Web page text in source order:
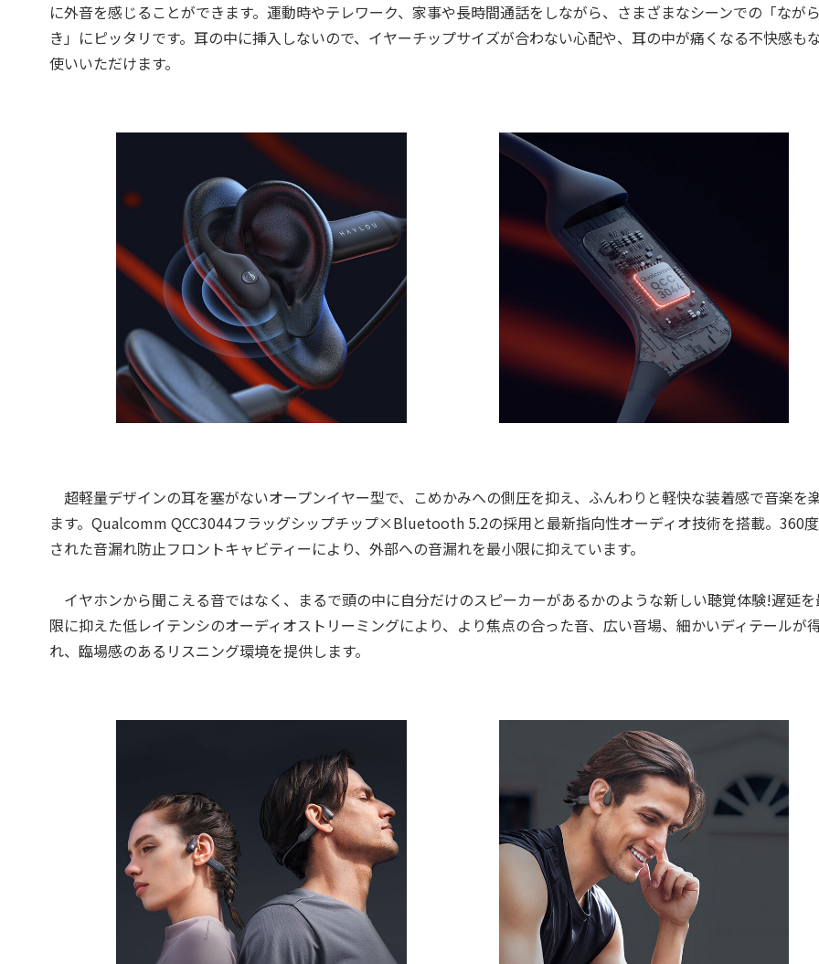
に外音を感じることができます。運動時やテレワーク、家事や長時間通話をしながら、さまざまなシーンでの「なが
き」にピッタリです。耳の中に挿入しないので、イヤーチップサイズが合わない心配や、耳の中が痛くなる不快感も
使いいただけます。
超軽量デザインの耳を塞がないオープンイヤー型で、こめかみへの側圧を抑え、ふんわりと軽快な装着感で音楽を
ます。Qualcomm QCC3044フラッグシップチップ×Bluetooth 5.2の採用と最新指向性オーディオ技術を搭載。360
された音漏れ防止フロントキャビティーにより、外部への音漏れを最小限に抑えています。
イヤホンから聞こえる音ではなく、まるで頭の中に自分だけのスピーカーがあるかのような新しい聴覚体験!遅延
限に抑えた低レイテンシのオーディオストリーミングにより、より焦点の合った音、広い音場、細かいディテールが
れ、臨場感のあるリスニング環境を提供します。